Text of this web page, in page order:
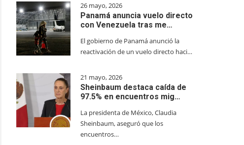
26 mayo, 2026
Panamá anuncia vuelo directo
con Venezuela tras me…
El gobierno de Panamá anunció la
reactivación de un vuelo directo haci…
21 mayo, 2026
Sheinbaum destaca caída de
97.5% en encuentros mig…
La presidenta de México, Claudia
Sheinbaum, aseguró que los
encuentros…